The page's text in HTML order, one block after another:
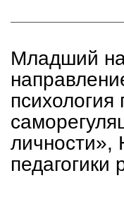
Младший
психология
личности»,
педагогики